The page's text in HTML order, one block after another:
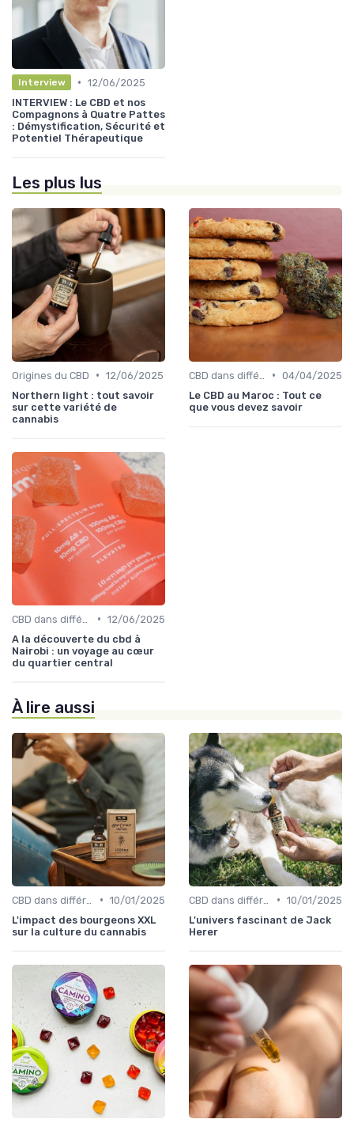
Interview • 12/06/2025
INTERVIEW : Le CBD et nos
Compagnons à Quatre Pattes
: Démystification, Sécurité et
Potentiel Thérapeutique
Les plus lus
Origines du CBD • 12/06/2025
Northern light : tout savoir
sur cette variété de
cannabis
• 04/04/2025
Le CBD au Maroc : Tout ce
que vous devez savoir
• 12/06/2025
A la découverte du cbd à
Nairobi : un voyage au cœur
du quartier central
À lire aussi
• 10/01/2025
L'impact des bourgeons XXL
sur la culture du cannabis
• 10/01/2025
L'univers fascinant de Jack
Herer